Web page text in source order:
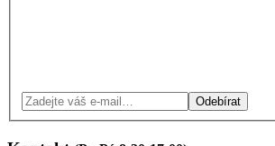
Odebírat